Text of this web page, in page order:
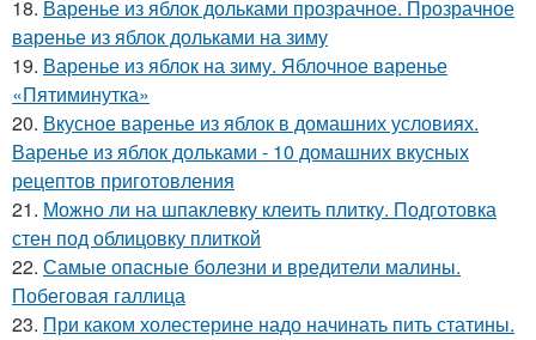
18. Варенье из яблок дольками прозрачное. Прозрачное
варенье из яблок дольками на зиму
19. Варенье из яблок на зиму. Яблочное варенье
«Пятиминутка»
20. Вкусное варенье из яблок в домашних условиях.
Варенье из яблок дольками - 10 домашних вкусных
рецептов приготовления
21. Можно ли на шпаклевку клеить плитку. Подготовка
стен под облицовку плиткой
22. Самые опасные болезни и вредители малины.
Побеговая галлица
23. При каком холестерине надо начинать пить статины.